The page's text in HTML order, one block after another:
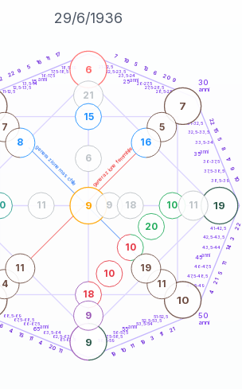
29/6/1936
generazione maschile generazione femminile
30
anni
50
anni
11-12,5
12,5-13,5
13,5-14
16-17,5
17,5-18,5
18,5-19
21-22,5
22,5-23,5
23,5-24
26-27,5
27,5-28,5
28,5-29
31-32,5
32,5-33,5
33,5-34
36-37,5
37,5-38,5
38,5-39
41-42,5
42,5-43,5
43,5-44
46-47,5
47,5-48,5
48,5-49
51-52,5
52,5-53,5
53,5-54
56-57,5
57,5-58,5
58,5-59
61-62,5
62,5-63,5
63,5-64
66-67,5
67,5-68,5
68,5-69
22 9
5
16 11
17 7
19
5
13 6
20 9
22
15
5
8
17
9
10
22
3
14
11
5
21
4
21
11
3
19
11
10
19
11
20
4
11
15
4
6
6
19
9
9
7
10
18
10
10
20
10
21
11
9
15
9 18
11
6
7
8
5
16
4
11
11
19
15 anni 25anni
35anni
45anni
55anni
65anni